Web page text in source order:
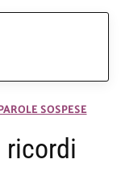
SOSPESE
ricordi